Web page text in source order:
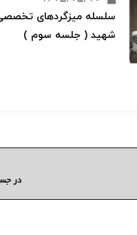
سلسله میزگردهای
شهید ( جلسه سوم )
در